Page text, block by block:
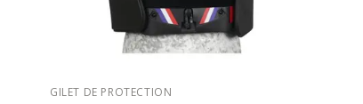
GILET DE PROTECTION